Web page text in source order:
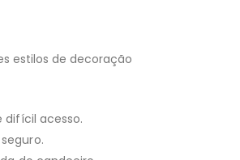
estilos de decoração
acesso.